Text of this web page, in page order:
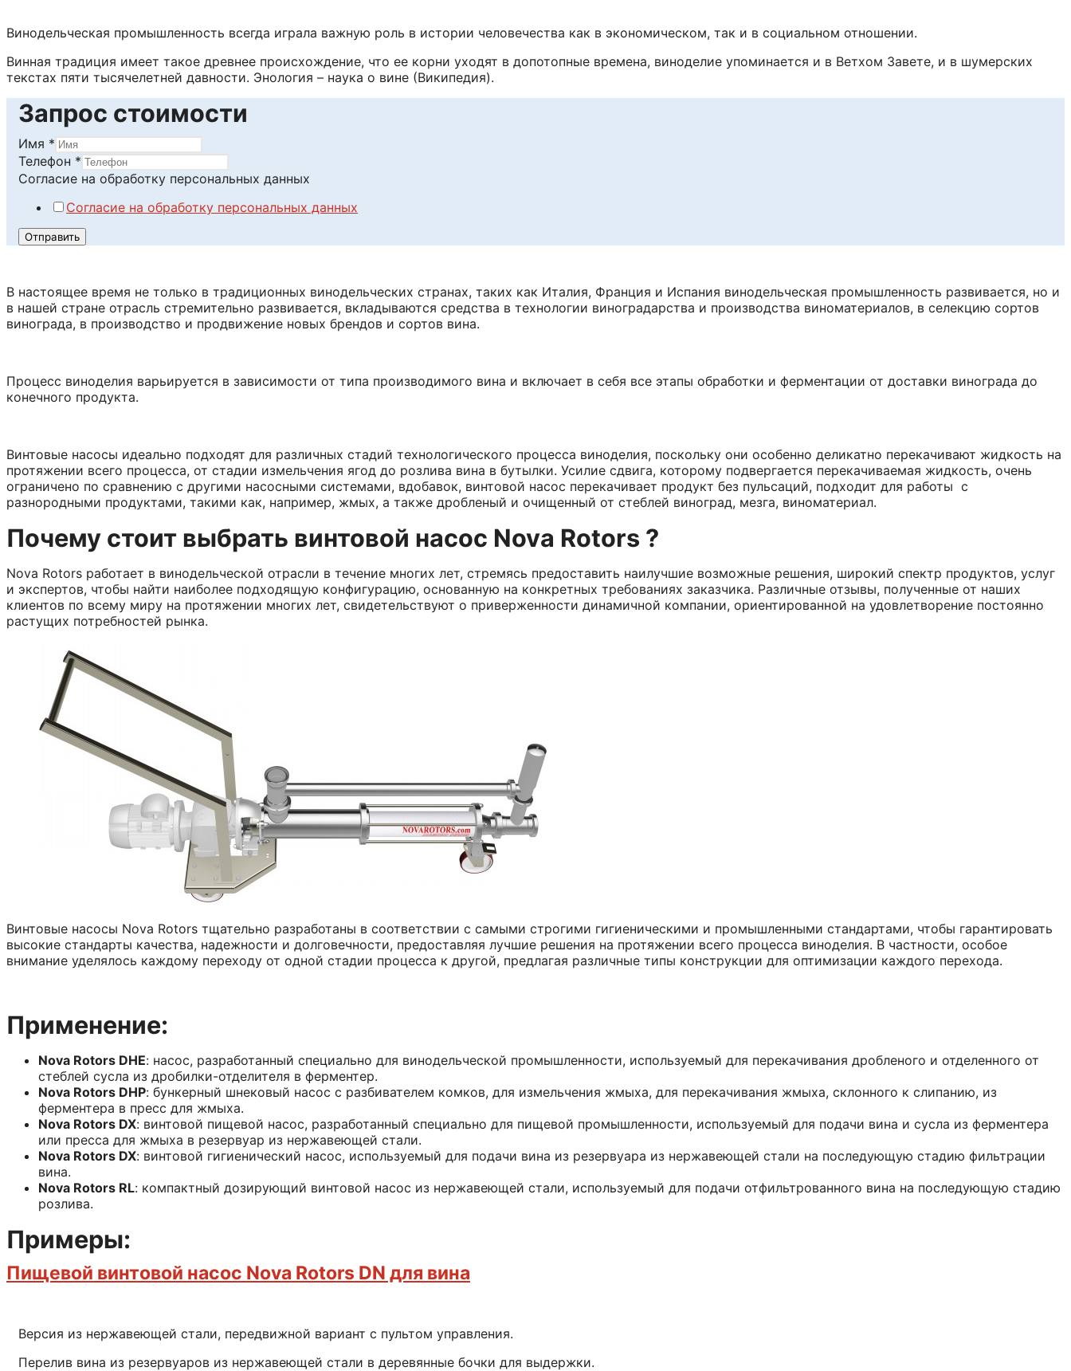
Винодельческая промышленность всегда играла важную роль в истории человечества как в экономическом, так и в социальном отношении.
Винная традиция имеет такое древнее происхождение, что ее корни уходят в допотопные времена, виноделие упоминается и в Ветхом Завете, и в шумерских
текстах пяти тысячелетней давности. Энология – наука о вине (Википедия).
Запрос стоимости
Имя *
Телефон *
Согласие на обработку персональных данных
Согласие на обработку персональных данных
Отправить
В настоящее время не только в традиционных винодельческих странах, таких как Италия, Франция и Испания винодельческая промышленность развивается, но и
в нашей стране отрасль стремительно развивается, вкладываются средства в технологии виноградарства и производства виноматериалов, в селекцию сортов
винограда, в производство и продвижение новых брендов и сортов вина.
Процесс виноделия варьируется в зависимости от типа производимого вина и включает в себя все этапы обработки и ферментации от доставки винограда до
конечного продукта.
Винтовые насосы идеально подходят для различных стадий технологического процесса виноделия, поскольку они особенно деликатно перекачивают жидкость на
протяжении всего процесса, от стадии измельчения ягод до розлива вина в бутылки. Усилие сдвига, которому подвергается перекачиваемая жидкость, очень
ограничено по сравнению с другими насосными системами, вдобавок, винтовой насос перекачивает продукт без пульсаций, подходит для работы с
разнородными продуктами, такими как, например, жмых, а также дробленый и очищенный от стеблей виноград, мезга, виноматериал.
Почему стоит выбрать винтовой насос Nova Rotors ?
Nova Rotors работает в винодельческой отрасли в течение многих лет, стремясь предоставить наилучшие возможные решения, широкий спектр продуктов, услуг
и экспертов, чтобы найти наиболее подходящую конфигурацию, основанную на конкретных требованиях заказчика. Различные отзывы, полученные от наших
клиентов по всему миру на протяжении многих лет, свидетельствуют о приверженности динамичной компании, ориентированной на удовлетворение постоянно
растущих потребностей рынка.
Винтовые насосы Nova Rotors тщательно разработаны в соответствии с самыми строгими гигиеническими и промышленными стандартами, чтобы гарантировать
высокие стандарты качества, надежности и долговечности, предоставляя лучшие решения на протяжении всего процесса виноделия. В частности, особое
внимание уделялось каждому переходу от одной стадии процесса к другой, предлагая различные типы конструкции для оптимизации каждого перехода.
Применение:
Nova Rotors DHE: насос, разработанный специально для винодельческой промышленности, используемый для перекачивания дробленого и отделенного от
стеблей сусла из дробилки-отделителя в ферментер.
Nova Rotors DHP: бункерный шнековый насос с разбивателем комков, для измельчения жмыха, для перекачивания жмыха, склонного к слипанию, из
ферментера в пресс для жмыха.
Nova Rotors DX: винтовой пищевой насос, разработанный специально для пищевой промышленности, используемый для подачи вина и сусла из ферментера
или пресса для жмыха в резервуар из нержавеющей стали.
Nova Rotors DX: винтовой гигиенический насос, используемый для подачи вина из резервуара из нержавеющей стали на последующую стадию фильтрации
вина.
Nova Rotors RL: компактный дозирующий винтовой насос из нержавеющей стали, используемый для подачи отфильтрованного вина на последующую стадию
розлива.
Примеры:
Пищевой винтовой насос Nova Rotors DN для вина
Версия из нержавеющей стали, передвижной вариант с пультом управления.
Перелив вина из резервуаров из нержавеющей стали в деревянные бочки для выдержки.